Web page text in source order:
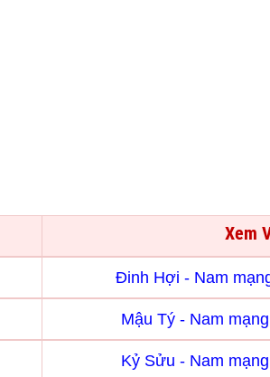
Xem
Đinh Hợi - Nam
Mậu Tý - Nam mạng
Kỷ Sửu - Nam mạng